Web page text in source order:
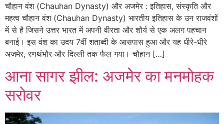
चौहान वंश (Chauhan Dynasty) और अजमेर : इतिहास, संस्कृति और
महत्व चौहान वंश (Chauhan Dynasty) भारतीय इतिहास के उन राजवंशों
में से है जिसने उत्तर भारत में अपनी वीरता और शौर्य से एक अलग पहचान
बनाई। इस वंश का उदय 7वीं शताब्दी के आसपास हुआ और यह धीरे-धीरे
अजमेर, रणथंभौर और दिल्ली तक फैल गया। चौहान […]
आना सागर झील: अजमेर का मनमोहक
सरोवर